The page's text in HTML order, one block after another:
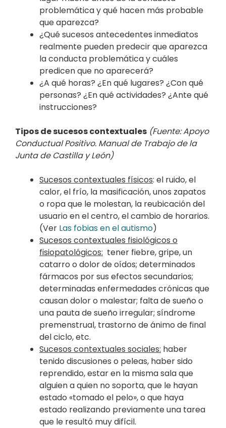
problemática y qué hacen más probable
que aparezca?
¿Qué sucesos antecedentes inmediatos
realmente pueden predecir que aparezca
la conducta problemática y cuáles
predicen que no aparecerá?
¿A qué horas? ¿En qué lugares? ¿Con qué
personas? ¿En qué actividades? ¿Ante qué
instrucciones?
Tipos de sucesos contextuales (Fuente: Apoyo
Conductual Positivo. Manual de Trabajo de la
Junta de Castilla y León)
Sucesos contextuales físicos: el ruido, el
calor, el frío, la masificación, unos zapatos
o ropa que le molestan, la reubicación del
usuario en el centro, el cambio de horarios.
(Ver Las fobias en el autismo)
Sucesos contextuales fisiológicos o
fisiopatológicos: tener fiebre, gripe, un
catarro o dolor de oídos; determinados
fármacos por sus efectos secundarios;
determinadas enfermedades crónicas que
causan dolor o malestar; falta de sueño o
una pauta de sueño irregular; síndrome
premenstrual, trastorno de ánimo de final
del ciclo, etc.
Sucesos contextuales sociales: haber
tenido discusiones o peleas, haber sido
reprendido, estar en la misma sala que
alguien a quien no soporta, que le hayan
estado «tomado el pelo», o que haya
estado realizando previamente una tarea
que le resultó muy difícil.